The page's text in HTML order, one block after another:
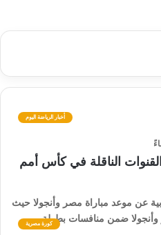
أخبار الرياضة اليوم
الناقلة في كأس أمم
عن موعد مباراة مصر وأنجولا حيث
وأنجولا ضمن منافسات بطولة…
كورة مصرية